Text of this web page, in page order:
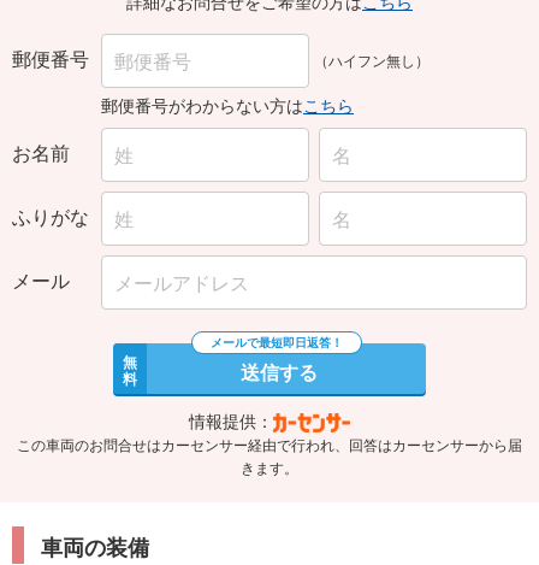
郵便番号 （ハイフン無し）
郵便番号がわからない方はこちら
お名前
ふりがな
メール
無
料 送信する
情報提供：
この車両のお問合せはカーセンサー経由で行われ、回答はカーセンサーから届
きます。
車両の装備